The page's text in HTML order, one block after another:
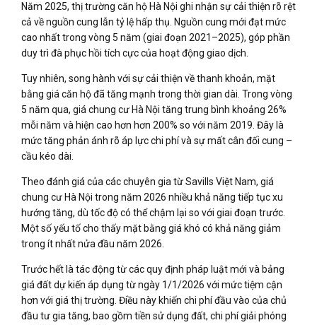
Năm 2025, thị trường căn hộ Hà Nội ghi nhận sự cải thiện rõ rệt
cả về nguồn cung lẫn tỷ lệ hấp thụ. Nguồn cung mới đạt mức
cao nhất trong vòng 5 năm (giai đoạn 2021–2025), góp phần
duy trì đà phục hồi tích cực của hoạt động giao dịch.
Tuy nhiên, song hành với sự cải thiện về thanh khoản, mặt
bằng giá căn hộ đã tăng mạnh trong thời gian dài. Trong vòng
5 năm qua, giá chung cư Hà Nội tăng trung bình khoảng 26%
mỗi năm và hiện cao hơn hơn 200% so với năm 2019. Đây là
mức tăng phản ánh rõ áp lực chi phí và sự mất cân đối cung –
cầu kéo dài.
Theo đánh giá của các chuyên gia từ Savills Việt Nam, giá
chung cư Hà Nội trong năm 2026 nhiều khả năng tiếp tục xu
hướng tăng, dù tốc độ có thể chậm lại so với giai đoạn trước.
Một số yếu tố cho thấy mặt bằng giá khó có khả năng giảm
trong ít nhất nửa đầu năm 2026.
Trước hết là tác động từ các quy định pháp luật mới và bảng
giá đất dự kiến áp dụng từ ngày 1/1/2026 với mức tiệm cận
hơn với giá thị trường. Điều này khiến chi phí đầu vào của chủ
đầu tư gia tăng, bao gồm tiền sử dụng đất, chi phí giải phóng